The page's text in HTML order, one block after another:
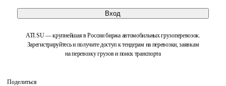
Вход
ATI.SU — крупнейшая в России биржа автомобильных грузоперевозок.
Зарегистрируйтесь и получите доступ к тендерам на перевозки, заявкам
на перевозку грузов и поиск транспорта
Поделиться